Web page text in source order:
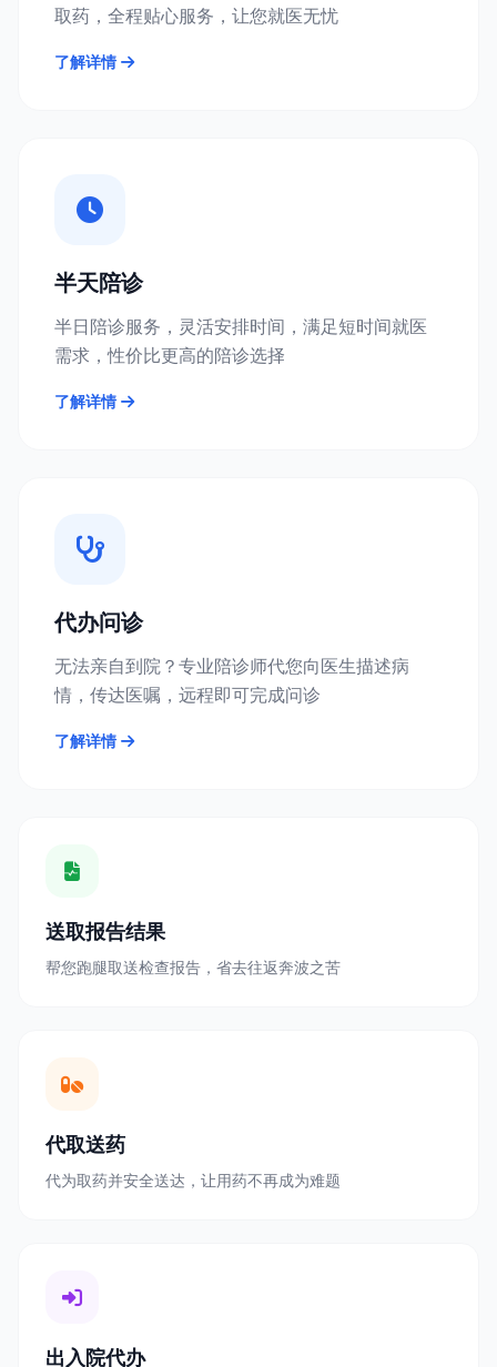
取药，全程贴心服务，让您就医无忧
了解详情
半天陪诊
半日陪诊服务，灵活安排时间，满足短时间就医
需求，性价比更高的陪诊选择
了解详情
代办问诊
无法亲自到院？专业陪诊师代您向医生描述病
情，传达医嘱，远程即可完成问诊
了解详情
送取报告结果
帮您跑腿取送检查报告，省去往返奔波之苦
代取送药
代为取药并安全送达，让用药不再成为难题
出入院代办